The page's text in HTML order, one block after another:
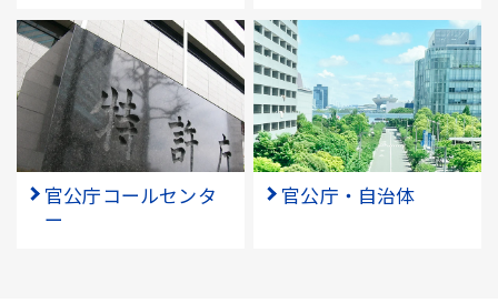
官公庁コールセンタ
ー
官公庁・自治体